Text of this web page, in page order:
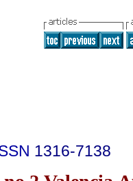
1316-7138